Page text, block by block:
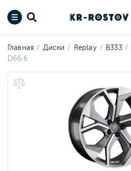
Главная Диски Replay B333
D66.6